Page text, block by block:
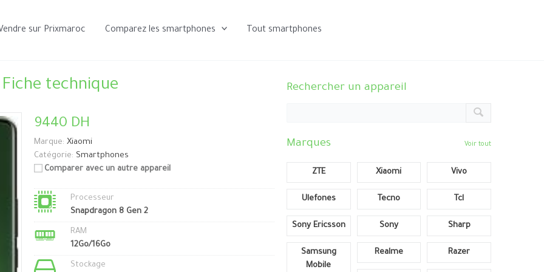
sur Prixmaroc Comparez les smartphones Tout smartphones
technique
9440 DH
Marque: Xiaomi
Catégorie: Smartphones
Comparer avec un autre appareil
Processeur
Snapdragon 8 Gen 2
RAM
12Go/16Go
Stockage
Rechercher un appareil
Marques Voir tout
ZTE Xiaomi Vivo
Ulefones Tecno Tcl
Sony Ericsson Sony Sharp
Samsung
Mobile
Realme Razer